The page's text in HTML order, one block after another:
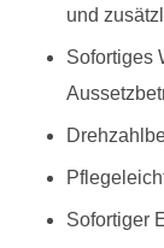
und
Sofortiges
Sofortiger